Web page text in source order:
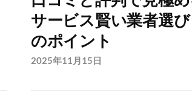
サービス賢い業者選
のポイント
2025年11月15日